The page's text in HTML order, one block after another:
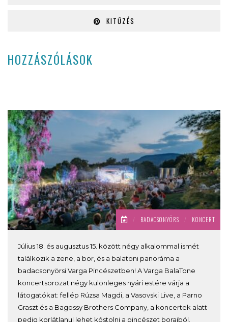
KITŰZÉS
HOZZÁSZÓLÁSOK
/ BADACSONYÖRS / KONCERT
Július 18. és augusztus 15. között négy alkalommal ismét
találkozik a zene, a bor, és a balatoni panoráma a
badacsonyörsi Varga Pincészetben! A Varga BalaTone
koncertsorozat négy különleges nyári estére várja a
látogatókat: fellép Rúzsa Magdi, a Vasovski Live, a Parno
Graszt és a Bagossy Brothers Company, a koncertek alatt
pedig korlátlanul lehet kóstolni a pincészet boraiból.